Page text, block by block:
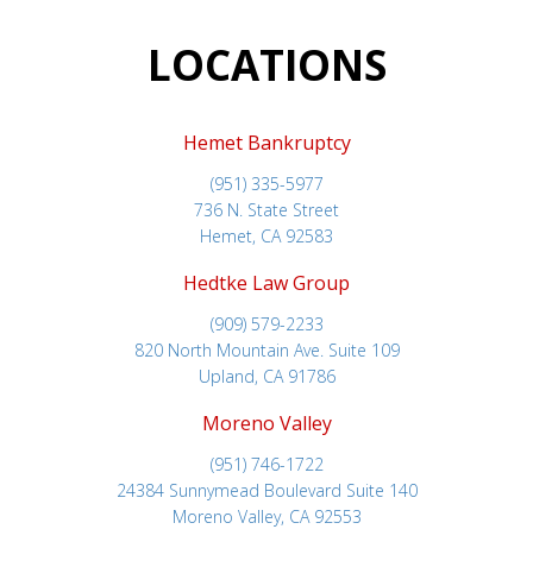
LOCATIONS
Hemet Bankruptcy
(951) 335-5977
736 N. State Street
Hemet, CA 92583
Hedtke Law Group
(909) 579-2233
820 North Mountain Ave. Suite 109
Upland, CA 91786
Moreno Valley
(951) 746-1722
24384 Sunnymead Boulevard Suite 140
Moreno Valley, CA 92553